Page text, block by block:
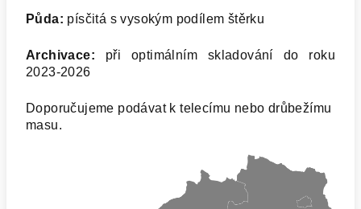
Půda: písčitá s vysokým podílem štěrku
Archivace: při optimálním skladování do roku
2023-2026
Doporučujeme podávat k telecímu nebo drůbežímu
masu.